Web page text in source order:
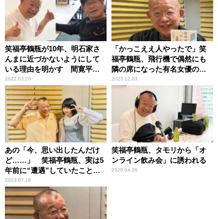
笑福亭鶴瓶が10年、明石家さ
んまに近づかないようにして
いる理由を明かす 間寛平も
理解
2022.03.20
「かっこええ人やったで」笑
福亭鶴瓶、飛行機で偶然にも
隣の席になった有名女優の夫
に好印象
2023.12.03
あの「今、思い出したんだけ
ど……」 笑福亭鶴瓶、実は5
年前に“遭遇”していたことを
突然告白され「ほんま
に！？」
2023.07.16
笑福亭鶴瓶、タモリから「オ
ンライン飲み会」に誘われる
2020.04.26